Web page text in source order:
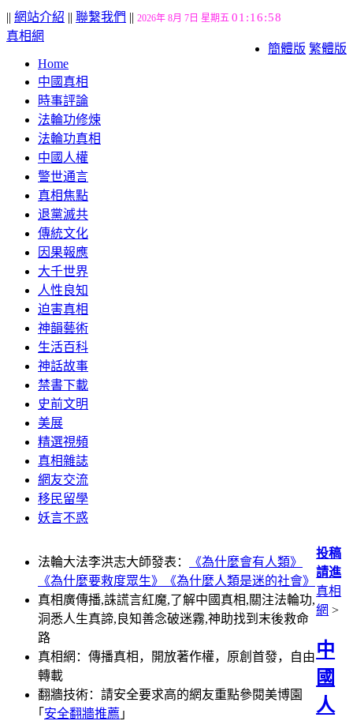
|| 網站介紹 || 聯繫我們 || 2026年 8月 7日 星期五 01:16:59
簡體版 繁體版
真相網
Home
中國真相
時事評論
法輪功修煉
法輪功真相
中國人權
警世通言
真相焦點
退黨滅共
傳統文化
因果報應
大千世界
人性良知
迫害真相
神韻藝術
生活百科
神話故事
禁書下載
史前文明
美展
精選視頻
真相雜誌
網友交流
移民留學
妖言不惑
法輪大法李洪志大師發表：
《為什麼會有人類》
《為什麼要救度眾生》
《為什麼人類是迷的社會》
真相廣傳播,誅謊言紅魔,了解中國真相,關注法輪功,
洞悉人生真諦,良知善念破迷霧,神助找到末後救命
路
真相網：傳播真相，開放著作權，原創首發，自由
轉載
翻牆技術：請安全要求高的網友重點參閱美博園
｢ 安全翻牆推薦 ｣
投稿
請進
真相
網 >
中
國
人